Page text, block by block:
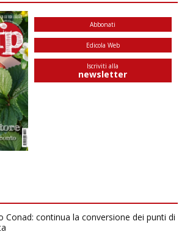
Abbonati
Edicola Web
Iscriviti alla
newsletter
Conad: continua la conversione dei punti di